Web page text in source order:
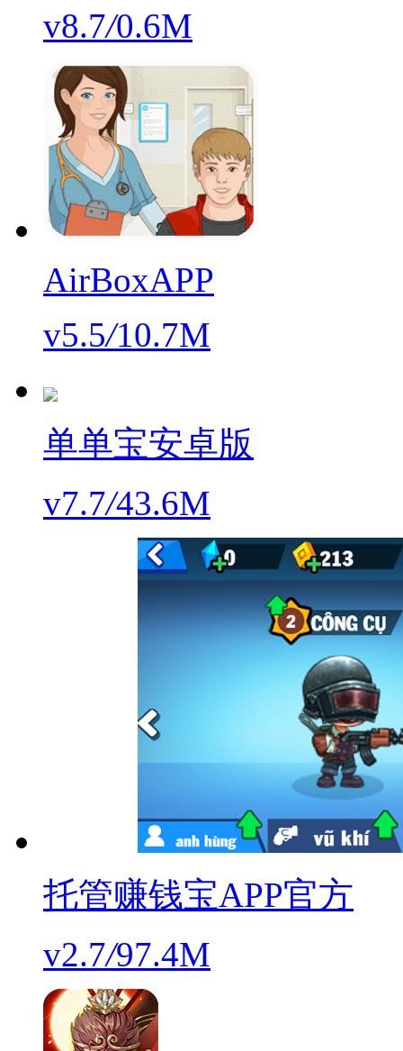
v8.7/0.6M
AirBoxAPP
v5.5/10.7M
单单宝安卓版
v7.7/43.6M
托管赚钱宝APP官方
v2.7/97.4M